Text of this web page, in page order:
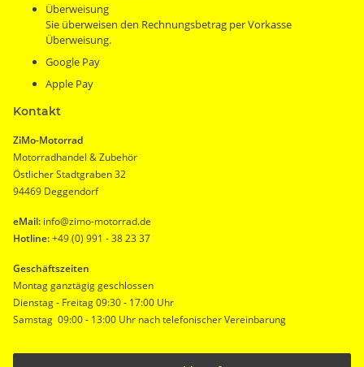
Überweisung
Sie überweisen den Rechnungsbetrag per Vorkasse
Überweisung.
Google Pay
Apple Pay
Kontakt
ZiMo-Motorrad
Motorradhandel & Zubehör
Östlicher Stadtgraben 32
94469 Deggendorf
eMail: info@zimo-motorrad.de
Hotline:+49 (0) 991 - 38 23 37
Geschäftszeiten
Montag ganztägig geschlossen
Dienstag - Freitag 09:30 - 17:00 Uhr
Samstag 09:00 - 13:00 Uhr nach telefonischer Vereinbarung